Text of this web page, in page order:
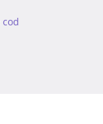
cod